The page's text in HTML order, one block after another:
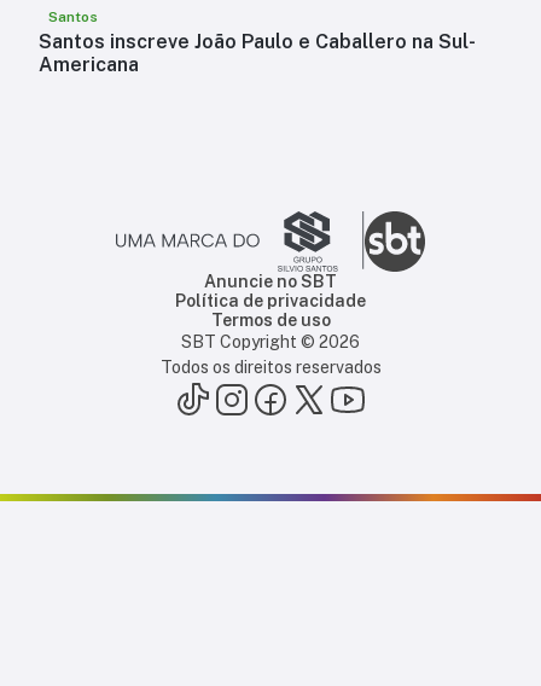
Santos
Santos inscreve João Paulo e Caballero na Sul-
Americana
Anuncie no SBT
Política de privacidade
Termos de uso
SBT Copyright © 2026
Todos os direitos reservados